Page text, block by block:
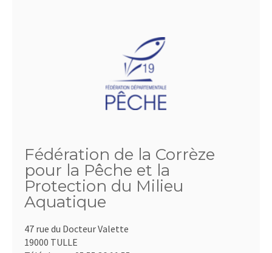
Fédération de la Corrèze
pour la Pêche et la
Protection du Milieu
Aquatique
47 rue du Docteur Valette
19000 TULLE